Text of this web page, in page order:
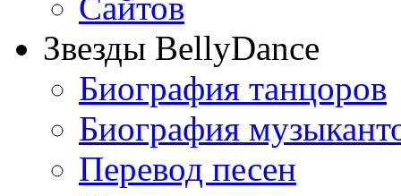
Сайтов
Звезды BellyDance
Биография танцоров
Биография
Перевод песен